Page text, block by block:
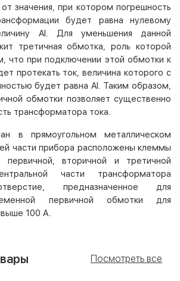
значения, при котором погрешность
будет равна нулевому
AI. Для уменьшения данной
третичная обмотка, роль которой
что при подключении этой обмотки к
протекать ток, величина которого с
будет равна AI. Таким образом,
обмотки позволяет существенно
трансформатора тока.
в прямоугольном металлическом
части прибора расположены клеммы
первичной, вторичной и третичной
части трансформатора
предназначенное для
первичной обмотки для
100 А.
Посмотреть все